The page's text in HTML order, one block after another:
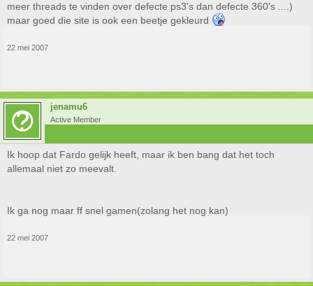
meer threads te vinden over defecte ps3's dan defecte 360's ....)
maar goed die site is ook een beetje gekleurd
22 mei 2007
jenamu6
Active Member
Ik hoop dat Fardo gelijk heeft, maar ik ben bang dat het toch
allemaal niet zo meevalt.
Ik ga nog maar ff snel gamen(zolang het nog kan)
22 mei 2007